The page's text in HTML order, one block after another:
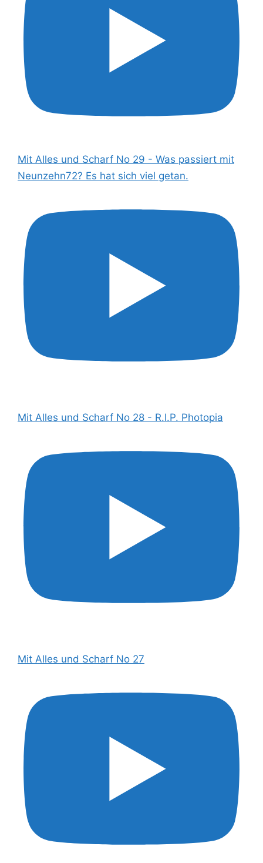
Mit Alles und Scharf No 29 - Was passiert mit
Neunzehn72? Es hat sich viel getan.
Mit Alles und Scharf No 28 - R.I.P. Photopia
Mit Alles und Scharf No 27